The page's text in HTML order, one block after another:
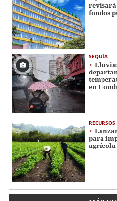
revisará
fondos
SEQUÍA
en
RECURSOS
para
agrícola